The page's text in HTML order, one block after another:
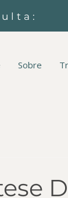
Sobre